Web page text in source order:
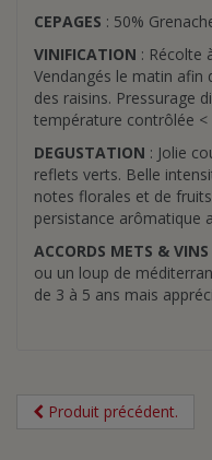
CEPAGES : 50%
VINIFICATION : Récolte
Vendangés le matin afin
des raisins. Pressurage
température contrôlée <
DEGUSTATION : Jolie
reflets verts. Belle
notes florales et de
persistance arômatique
ACCORDS METS & VINS
ou un loup de
de 3 à 5 ans mais
Produit précédent.